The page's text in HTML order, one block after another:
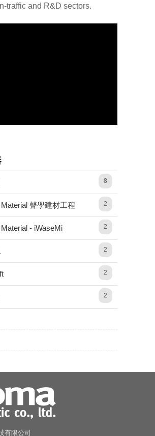
traffic and R&D sectors.
8
聲學建材工程 2
- iWaseMi 2
2
2
2
有限公司